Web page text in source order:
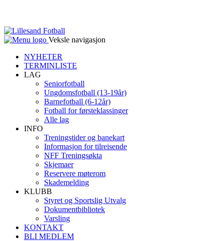
Veksle navigasjon
NYHETER
TERMINLISTE
LAG
Seniorfotball
Ungdomsfotball (13-19år)
Barnefotball (6-12år)
Fotball for førsteklassinger
Alle lag
INFO
Treningstider og banekart
Informasjon for tilreisende
NFF Treningsøkta
Skjemaer
Reservere møterom
Skademelding
KLUBB
Styret og Sportslig Utvalg
Dokumentbibliotek
Varsling
KONTAKT
BLI MEDLEM